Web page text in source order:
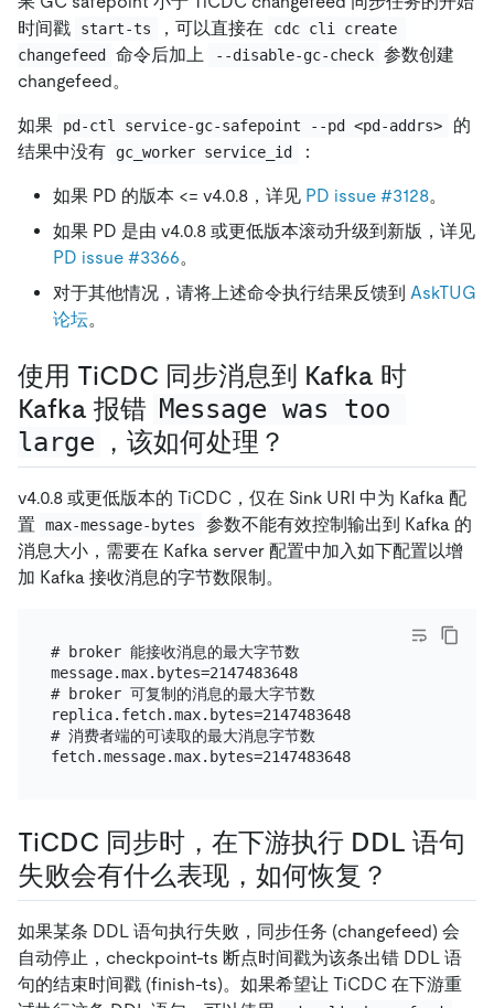
时间戳
start-ts ，可以直接在
cdc cli create
changefeed
命令后加上 --disable-gc-check 参数创建
changefeed。
如果 pd-ctl service-gc-safepoint --pd <pd-addrs>
的
结果中没有
gc_worker service_id ：
如果 PD 的版本 <= v4.0.8，详见 PD issue #3128。
如果 PD 是由 v4.0.8 或更低版本滚动升级到新版，详见
PD issue #3366。
对于其他情况，请将上述命令执行结果反馈到 AskTUG
论坛。
使用 TiCDC 同步消息到 Kafka 时
Kafka 报错 Message was too
large ，该如何处理？
v4.0.8 或更低版本的 TiCDC，仅在 Sink URI 中为 Kafka 配
置
max-message-bytes
参数不能有效控制输出到 Kafka 的
消息大小，需要在 Kafka server 配置中加入如下配置以增
加 Kafka 接收消息的字节数限制。
# broker 能接收消息的最大字节数
message.max.bytes=2147483648
# broker 可复制的消息的最大字节数
replica.fetch.max.bytes=2147483648
# 消费者端的可读取的最大消息字节数
fetch.message.max.bytes=2147483648
TiCDC 同步时，在下游执行 DDL 语句
失败会有什么表现，如何恢复？
如果某条 DDL 语句执行失败，同步任务 (changefeed) 会
自动停止，checkpoint-ts 断点时间戳为该条出错 DDL 语
句的结束时间戳 (finish-ts)。如果希望让 TiCDC 在下游重